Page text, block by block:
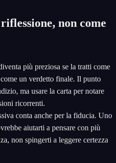
non come
più preziosa se la tratti come
un verdetto finale. Il punto
ma usare la carta per notare
ricorrenti.
conta anche per la fiducia. Uno
aiutarti a pensare con più
non spingerti a leggere certezza